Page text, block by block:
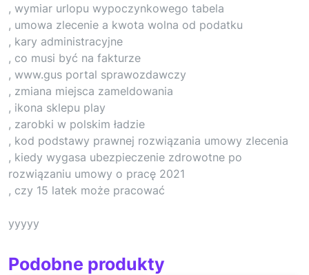
, wymiar urlopu wypoczynkowego tabela
, umowa zlecenie a kwota wolna od podatku
, kary administracyjne
, co musi być na fakturze
, www.gus portal sprawozdawczy
, zmiana miejsca zameldowania
, ikona sklepu play
, zarobki w polskim ładzie
, kod podstawy prawnej rozwiązania umowy zlecenia
, kiedy wygasa ubezpieczenie zdrowotne po
rozwiązaniu umowy o pracę 2021
, czy 15 latek może pracować
yyyyy
Podobne produkty